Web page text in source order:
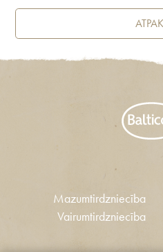
Mazumtirdzniecība
Vairumtirdzniecība